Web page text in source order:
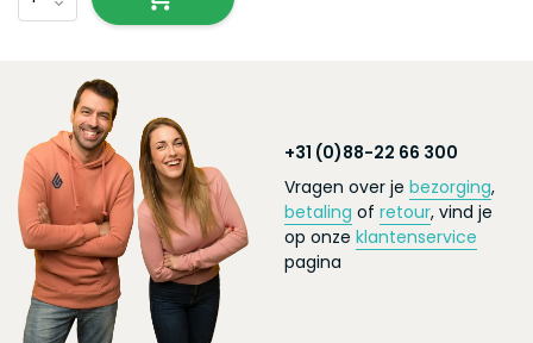
+31 (0)88-22 66 300
Vragen over je bezorging,
betaling of retour, vind je
op onze klantenservice
pagina